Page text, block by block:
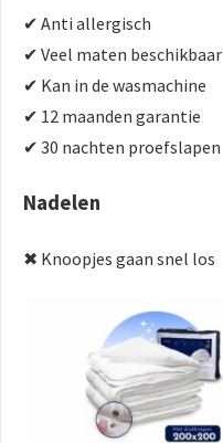
✔ Anti allergisch
✔ Veel maten beschikbaar
✔ Kan in de wasmachine
✔ 12 maanden garantie
✔ 30 nachten proefslapen
Nadelen
✖ Knoopjes gaan snel los